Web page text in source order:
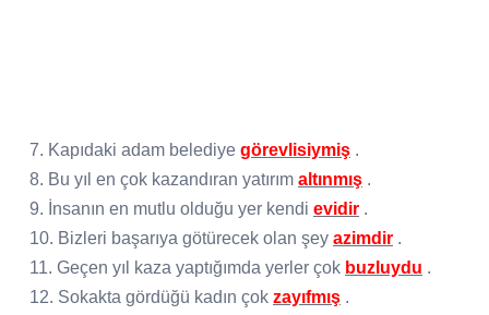
7. Kapıdaki adam belediye görevlisiymiş .
8. Bu yıl en çok kazandıran yatırım altınmış .
9. İnsanın en mutlu olduğu yer kendi evidir .
10. Bizleri başarıya götürecek olan şey azimdir .
11. Geçen yıl kaza yaptığımda yerler çok buzluydu .
12. Sokakta gördüğü kadın çok zayıfmış .